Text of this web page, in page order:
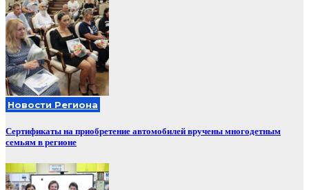
Новости Региона
Сертификаты на приобретение автомобилей вручены многодетным
семьям в регионе